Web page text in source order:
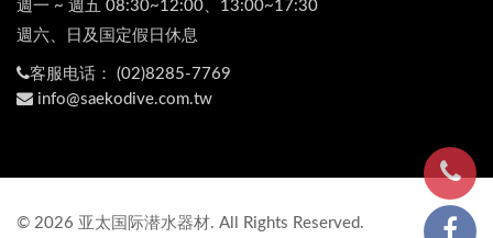
週一 ~ 週五 08:30~12:00、13:00~17:30
週六、日及国定假日休息
客服电话： (02)8285-7769
info@saekodive.com.tw
© 2026 亚太国际潜水器材. All Rights Reserved.